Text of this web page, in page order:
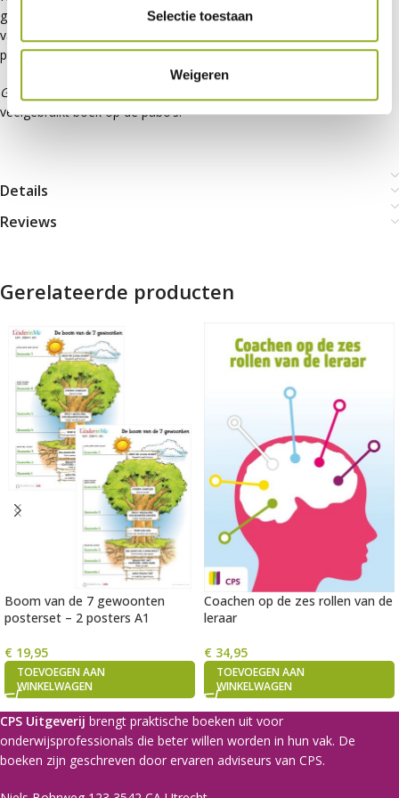
Selectie toestaan
Weigeren
gebaseerd op de gedragstheorie en heeft als doel leerkrachten
vaardiger te maken in het voorkomen en verminderen van
probleemgedrag bij leerlingen in en buiten de klas.
Gedragsveranderingen binnen en buiten de klas
veelgebruikt boek op de pabo’s.
Details
Reviews
Gerelateerde producten
Boom van de 7 gewoonten
posterset – 2 posters A1
€ 19,95
TOEVOEGEN AAN
WINKELWAGEN
Coachen op de zes rollen van de
leraar
€ 34,95
TOEVOEGEN AAN
WINKELWAGEN
CPS Uitgeverij brengt praktische boeken uit voor
onderwijsprofessionals die beter willen worden in hun vak. De
boeken zijn geschreven door ervaren adviseurs van CPS.